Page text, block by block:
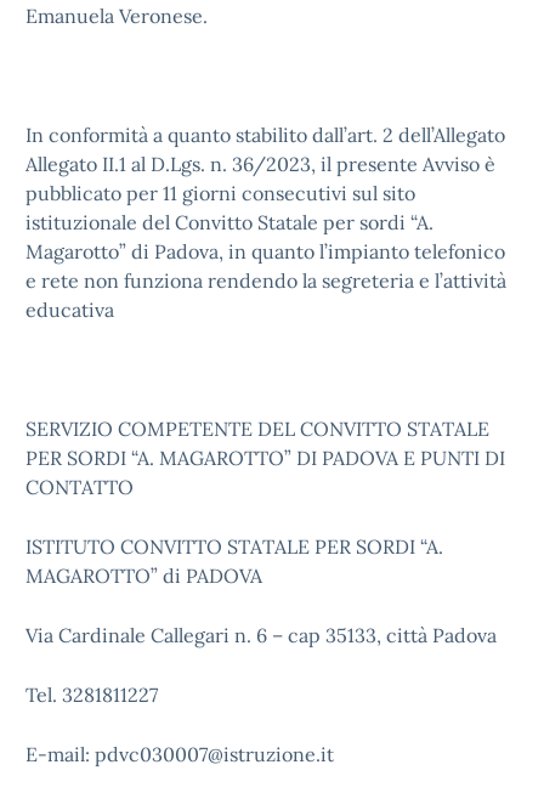
Emanuela Veronese.
In conformità a quanto stabilito dall’art. 2 dell’Allegato
Allegato II.1 al D.Lgs. n. 36/2023, il presente Avviso è
pubblicato per 11 giorni consecutivi sul sito
istituzionale del Convitto Statale per sordi “A.
Magarotto” di Padova, in quanto l’impianto telefonico
e rete non funziona rendendo la segreteria e l’attività
educativa
SERVIZIO COMPETENTE DEL CONVITTO STATALE
PER SORDI “A. MAGAROTTO” DI PADOVA E PUNTI DI
CONTATTO
ISTITUTO CONVITTO STATALE PER SORDI “A.
MAGAROTTO” di PADOVA
Via Cardinale Callegari n. 6 – cap 35133, città Padova
Tel. 3281811227
E-mail: pdvc030007@istruzione.it